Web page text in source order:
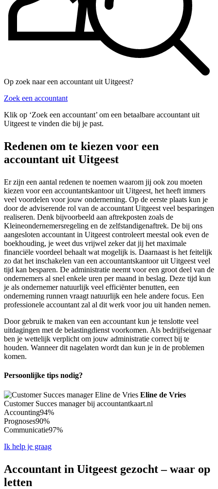
Op zoek naar een accountant uit Uitgeest?
Zoek een accountant
Klik op ‘Zoek een accountant’ om een betaalbare accountant uit
Uitgeest te vinden die bij je past.
Redenen om te kiezen voor een
accountant uit Uitgeest
Er zijn een aantal redenen te noemen waarom jij ook zou moeten
kiezen voor een accountantskantoor uit Uitgeest, het heeft immers
veel voordelen voor jouw onderneming. Op de eerste plaats kun je
door de adviserende rol van de accountant Uitgeest veel besparingen
realiseren. Denk bijvoorbeeld aan aftrekposten zoals de
Kleineondernemersregeling en de zelfstandigenaftrek. De bij ons
aangesloten accountant in Uitgeest controleert meestal ook even de
boekhouding, je weet dus vrijwel zeker dat jij het maximale
financiële voordeel behaalt wat mogelijk is. Daarnaast is het feitelijk
zo dat het inschakelen van een accountantskantoor uit Uitgeest veel
tijd kan besparen. De administratie neemt voor een groot deel van de
ondernemers al snel enkele uren per maand in beslag. Deze tijd kun
je als ondernemer natuurlijk veel efficiënter benutten, een
onderneming runnen vraagt natuurlijk een hele andere focus. Een
professionele accountant zal al dit werk voor jou uit handen nemen.
Door gebruik te maken van een accountant kun je tenslotte veel
uitdagingen met de belastingdienst voorkomen. Als bedrijfseigenaar
ben je wettelijk verplicht om jouw administratie correct bij te
houden. Wanneer dit nagelaten wordt dan kun je in de problemen
komen.
Persoonlijke tips nodig?
Eline de Vries
Customer Succes manager bij accountantkaart.nl
Accounting94%
Prognoses90%
Communicatie97%
Ik help je graag
Accountant in Uitgeest gezocht – waar op
letten